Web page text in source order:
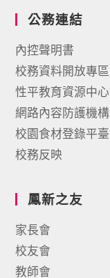
公務連結
內控聲明書
校務資料開放專區
性平教育資源中心
網路內容防護機構
校園食材登錄平臺
校務反映
鳳新之友
家長會
校友會
教師會